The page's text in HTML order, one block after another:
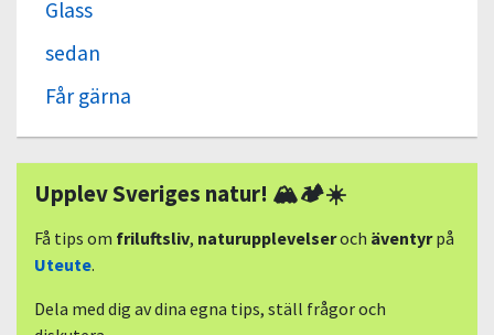
Glass
sedan
Får gärna
Upplev Sveriges natur! 🏔🏕☀️
Få tips om friluftsliv, naturupplevelseroch äventyrpå
Uteute.
Dela med dig av dina egna tips, ställ frågor och